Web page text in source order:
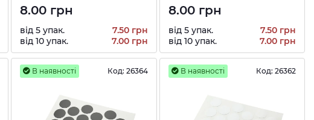
8.00 грн
від 5 упак.
7.50 грн
від 10 упак.
7.00 грн
8.00 грн
від 5 упак.
7.50 грн
від 10 упак.
7.00 грн
В наявності Код: 26364 В наявності Код: 26362